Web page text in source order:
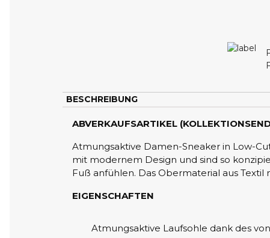
BESCHREIBUNG
ABVERKAUFSARTIKEL
Atmungsaktive Damen-Sneaker in Low-
mit modernem Design und sind so
Fuß anfühlen. Das Obermaterial aus
EIGENSCHAFTEN
Atmungsaktive Laufsohle dank des